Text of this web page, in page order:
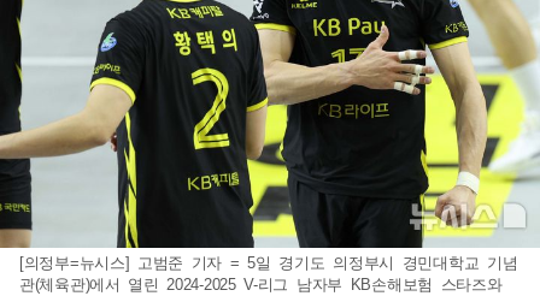
[의정부=뉴시스] 고범준 기자 = 5일 경기도 의정부시 경민대학교 기념
관(체육관)에서 열린 2024-2025 V-리그 남자부 KB손해보험 스타즈와